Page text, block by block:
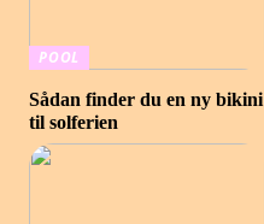
POOL
Sådan finder du en ny bikini
til solferien